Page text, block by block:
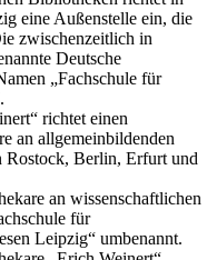
eine Außenstelle ein, die
zwischenzeitlich in
Deutsche
„Fachschule für
richtet einen
an allgemeinbildenden
Berlin, Erfurt und
an wissenschaftlichen
für
Leipzig“ umbenannt.